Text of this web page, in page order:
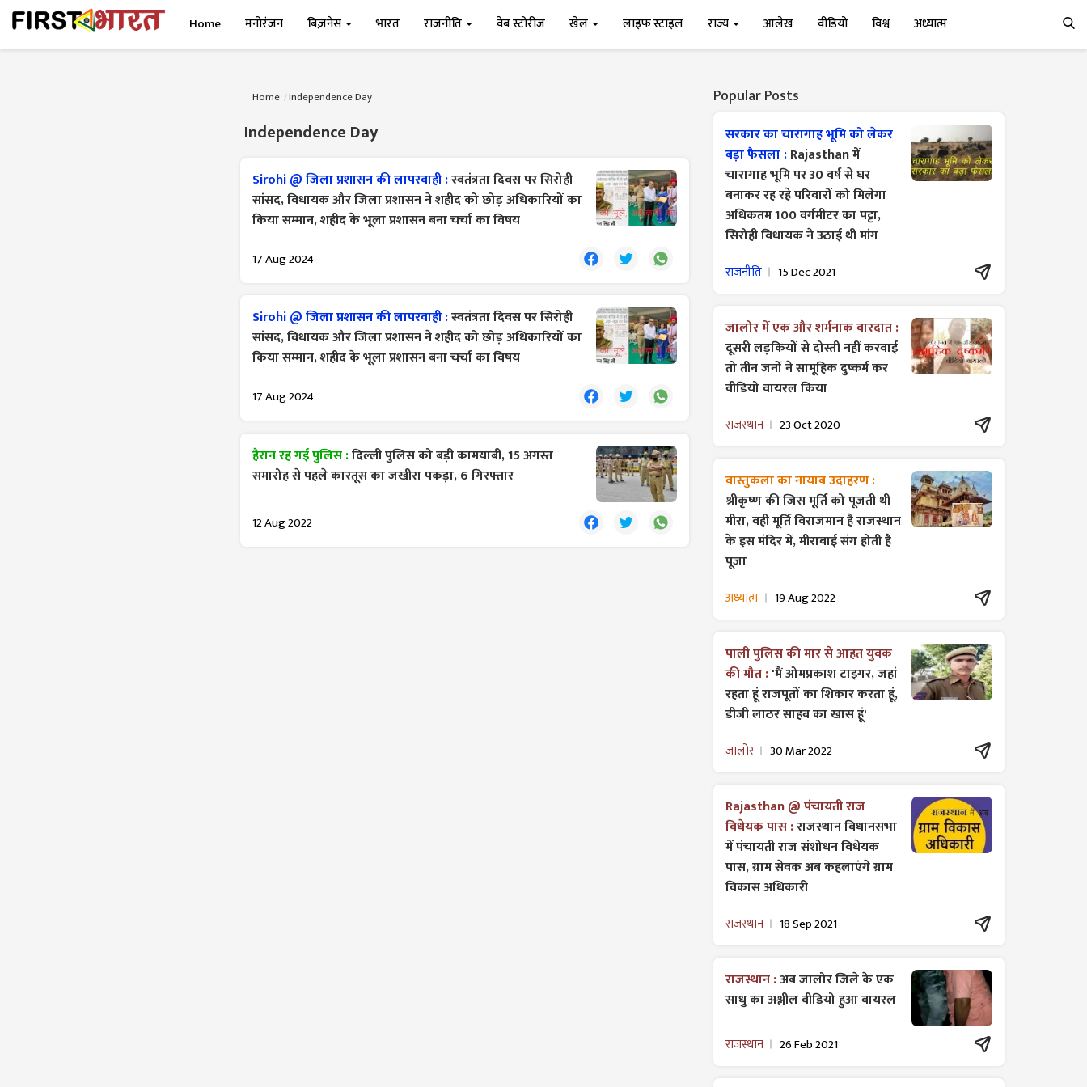
Home मनोरंजन बिज़नेस भारत राजनीति वेब स्टोरीज खेल लाइफ स्टाइल राज्य आलेख वीडियो विश्व अध्यात्म
Home Independence Day
Independence Day
Sirohi @ जिला प्रशासन की लापरवाही :स्वतंत्रता दिवस पर सिरोही
सांसद, विधायक और जिला प्रशासन ने शहीद को छोड़ अधिकारियों का
किया सम्मान, शहीद के भूला प्रशासन बना चर्चा का विषय
17 Aug 2024
Sirohi @ जिला प्रशासन की लापरवाही :स्वतंत्रता दिवस पर सिरोही
सांसद, विधायक और जिला प्रशासन ने शहीद को छोड़ अधिकारियों का
किया सम्मान, शहीद के भूला प्रशासन बना चर्चा का विषय
17 Aug 2024
हैरान रह गई पुलिस :दिल्ली पुलिस को बड़ी कामयाबी, 15 अगस्त
समारोह से पहले कारतूस का जखीरा पकड़ा, 6 गिरफ्तार
12 Aug 2022
Popular Posts
सरकार का चारागाह भूमि को लेकर
बड़ा फैसला :Rajasthan में
चारागाह भूमि पर 30 वर्ष से घर
बनाकर रह रहे परिवारों को मिलेगा
अधिकतम 100 वर्गमीटर का पट्टा,
सिरोही विधायक ने उठाई थी मांग
राजनीति 15 Dec 2021
जालोर में एक और शर्मनाक वारदात :
दूसरी लड़कियों से दोस्ती नहीं करवाई
तो तीन जनों ने सामूहिक दुष्कर्म कर
वीडियो वायरल किया
राजस्थान 23 Oct 2020
वास्तुकला का नायाब उदाहरण :
श्रीकृष्ण की जिस मूर्ति को पूजती थी
मीरा, वही मूर्ति विराजमान है राजस्थान
के इस मंदिर में, मीराबाई संग होती है
पूजा
अध्यात्म 19 Aug 2022
पाली पुलिस की मार से आहत युवक
की मौत :'मैं ओमप्रकाश टाइगर, जहां
रहता हूं राजपूतों का शिकार करता हूं,
डीजी लाठर साहब का खास हूं'
जालोर 30 Mar 2022
Rajasthan @ पंचायती राज
विधेयक पास :राजस्थान विधानसभा
में पंचायती राज ​संशोधन विधेयक
पास, ग्राम सेवक अब कहलाएंगे ग्राम
विकास अधिकारी
राजस्थान 18 Sep 2021
राजस्थान :अब जालोर जिले के एक
साधु का अश्लील वीडियो हुआ वायरल
राजस्थान 26 Feb 2021